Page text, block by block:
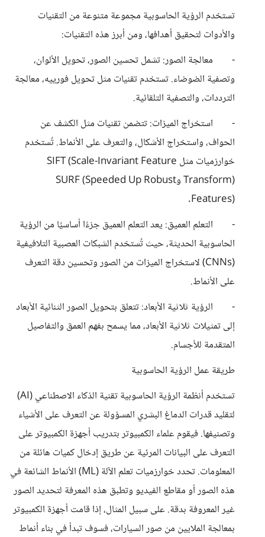
تستخدم الرؤية الحاسوبية مجموعة متنوعة من التقنيات
والأدوات لتحقيق أهدافها، ومن أبرز هذه التقنيات:
- معالجة الصور: تشمل تحسين الصور، تحويل الألوان،
وتصفية الضوضاء. تستخدم تقنيات مثل تحويل فورييه، معالجة
الترددات، والتصفية التلقائية.
- استخراج الميزات: تتضمن تقنيات مثل الكشف عن
الحواف، واستخراج الأشكال، والتعرف على الأنماط. تُستخدم
خوارزميات مثل SIFT (Scale-Invariant Feature
Transform) وSURF (Speeded Up Robust
Features).
- التعلم العميق: يعد التعلم العميق جزءًا أساسيًا من الرؤية
الحاسوبية الحديثة، حيث تُستخدم الشبكات العصبية التلافيفية
(CNNs) لاستخراج الميزات من الصور وتحسين دقة التعرف
على الأنماط.
- الرؤية ثلاثية الأبعاد: تتعلق بتحويل الصور الثنائية الأبعاد
إلى تمثيلات ثلاثية الأبعاد، مما يسمح بفهم العمق والتفاصيل
المتقدمة للأجسام.
طريقة عمل الرؤية الحاسوبية
تستخدم أنظمة الرؤية الحاسوبية تقنية الذكاء الاصطناعي (AI)
لتقليد قدرات الدماغ البشري المسؤولة عن التعرف على الأشياء
وتصنيفها. فيقوم علماء الكمبيوتر بتدريب أجهزة الكمبيوتر على
التعرف على البيانات المرئية عن طريق إدخال كميات هائلة من
المعلومات. تحدد خوارزميات تعلم الآلة (ML) الأنماط الشائعة في
هذه الصور أو مقاطع الفيديو وتطبق هذه المعرفة لتحديد الصور
غير المعروفة بدقة. على سبيل المثال، إذا قامت أجهزة الكمبيوتر
بمعالجة الملايين من صور السيارات، فسوف تبدأ في بناء أنماط